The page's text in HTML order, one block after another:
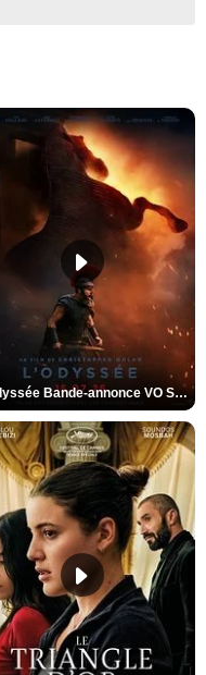
L'Odyssée Bande-annonce VO STFR